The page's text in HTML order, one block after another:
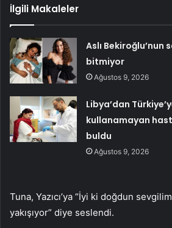
İlgili Makaleler
Aslı Bekiroğlu’nun
bitmiyor
Ağustos 9, 2026
Libya’dan
kullanamayan
buldu
Ağustos 9, 2026
Tuna, Yazıcı’ya “İyi ki doğdun
yakışıyor” diye seslendi.